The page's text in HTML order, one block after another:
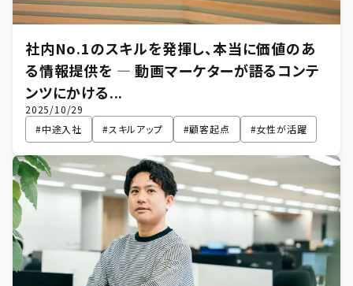
社内No.1のスキルを発揮し、本当に価値のあ
る情報提供を ― 動画マーケターが語るコンテ
ンツにかける...
2025/10/29
#中途入社 #スキルアップ #顧客起点 #女性が活躍